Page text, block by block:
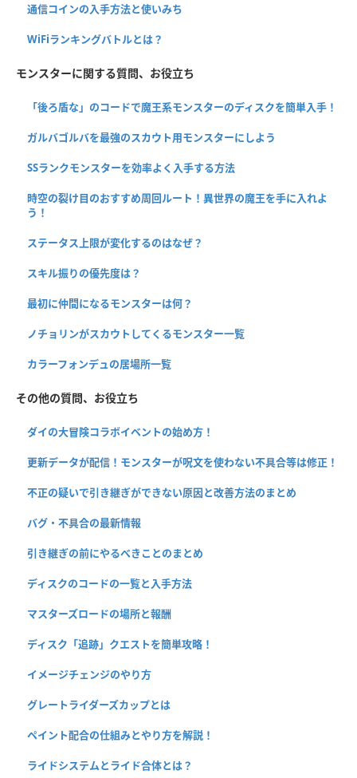
通信コインの入手方法と使いみち
WiFiランキングバトルとは？
モンスターに関する質問、お役立ち
「後ろ盾な」のコードで魔王系モンスターのディスクを簡単入手！
ガルバゴルバを最強のスカウト用モンスターにしよう
SSランクモンスターを効率よく入手する方法
時空の裂け目のおすすめ周回ルート！異世界の魔王を手に入れよ
う！
ステータス上限が変化するのはなぜ？
スキル振りの優先度は？
最初に仲間になるモンスターは何？
ノチョリンがスカウトしてくるモンスター一覧
カラーフォンデュの居場所一覧
その他の質問、お役立ち
ダイの大冒険コラボイベントの始め方！
更新データが配信！モンスターが呪文を使わない不具合等は修正！
不正の疑いで引き継ぎができない原因と改善方法のまとめ
バグ・不具合の最新情報
引き継ぎの前にやるべきことのまとめ
ディスクのコードの一覧と入手方法
マスターズロードの場所と報酬
ディスク「追跡」クエストを簡単攻略！
イメージチェンジのやり方
グレートライダーズカップとは
ペイント配合の仕組みとやり方を解説！
ライドシステムとライド合体とは？